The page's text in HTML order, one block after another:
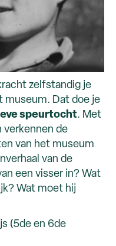
zelfstandig je
museum. Dat doe je
speurtocht. Met
verkennen de
van het museum
van de
een visser in? Wat
Wat moet hij
(5de en 6de